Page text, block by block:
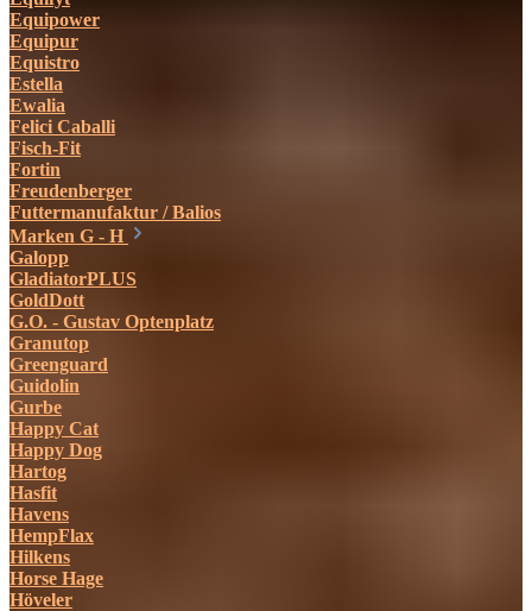
Equipower
Equipur
Equistro
Estella
Ewalia
Felici Caballi
Fisch-Fit
Fortin
Freudenberger
Futtermanufaktur / Balios
Marken G - H
Galopp
GladiatorPLUS
GoldDott
G.O. - Gustav Optenplatz
Granutop
Greenguard
Guidolin
Gurbe
Happy Cat
Happy Dog
Hartog
Hasfit
Havens
HempFlax
Hilkens
Horse Hage
Höveler